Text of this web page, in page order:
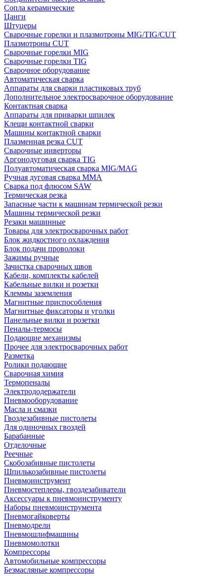
Сопла керамические
Цанги
Штуцеры
Сварочные горелки и плазмотроны MIG/TIG/CUT
Плазмотроны CUT
Сварочные горелки MIG
Сварочные горелки TIG
Сварочное оборудование
Автоматическая сварка
Аппараты для сварки пластиковых труб
Дополнительное электросварочное оборудование
Контактная сварка
Аппараты для приварки шпилек
Клещи контактной сварки
Машины контактной сварки
Плазменная резка CUT
Сварочные инверторы
Аргонодуговая сварка TIG
Полуавтоматическая сварка MIG/MAG
Ручная дуговая сварка MMA
Сварка под флюсом SAW
Термическая резка
Запасные части к машинам термической резки
Машины термической резки
Резаки машинные
Товары для электросварочных работ
Блок жидкостного охлаждения
Блок подачи проволоки
Зажимы ручные
Зачистка сварочных швов
Кабели, комплекты кабелей
Кабельные вилки и розетки
Клеммы заземления
Магнитные приспособления
Магнитные фиксаторы и уголки
Панельные вилки и розетки
Пеналы-термосы
Подающие механизмы
Прочее для электросварочных работ
Разметка
Ролики подающие
Сварочная химия
Термопеналы
Электрододержатели
Пневмооборудование
Масла и смазки
Гвоздезабивные пистолеты
Для одиночных гвоздей
Барабанные
Отделочные
Реечные
Скобозабивные пистолеты
Шпилькозабивные пистолеты
Пневмоинструмент
Пневмостеплеры, гвоздезабиватели
Аксессуары к пневмоинструменту
Наборы пневмоинструмента
Пневмогайковерты
Пневмодрели
Пневмошлифмашины
Пневмомолотки
Компрессоры
Автомобильные компрессоры
Безмасляные компрессоры